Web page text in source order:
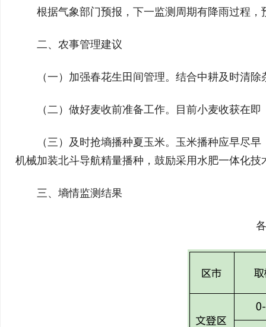
根据气象部门预报，下一监测周期有降雨过程，
二、农事管理建议
（一）加强春花生田间管理。结合中耕及时清
（二）做好麦收前准备工作。目前小麦收获在
（三）及时抢墒播种夏玉米。玉米播种应早尽
机械加装北斗导航精量播种，鼓励采用水肥一体化技
三、墒情监测结果